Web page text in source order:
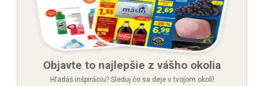
Objavte to najlepšie z vášho okolia
Hľadáš inšpiráciu? Sleduj čo sa deje v tvojom okolí!